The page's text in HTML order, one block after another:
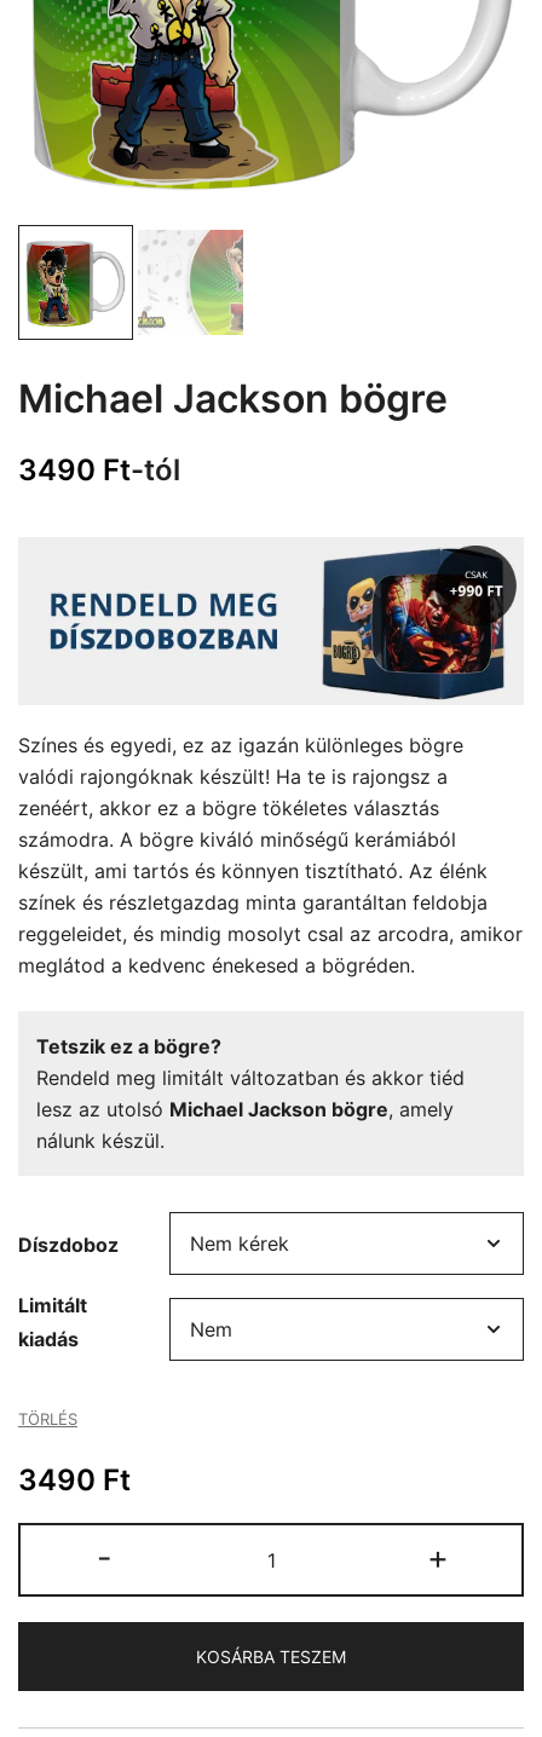
Michael Jackson bögre
3490 Ft-tól
Színes és egyedi, ez az igazán különleges bögre
valódi rajongóknak készült! Ha te is rajongsz a
zenéért, akkor ez a bögre tökéletes választás
számodra. A bögre kiváló minőségű kerámiából
készült, ami tartós és könnyen tisztítható. Az élénk
színek és részletgazdag minta garantáltan feldobja
reggeleidet, és mindig mosolyt csal az arcodra, amikor
meglátod a kedvenc énekesed a bögréden.
Tetszik ez a bögre?
Rendeld meg limitált változatban és akkor tiéd
lesz az utolsó Michael Jackson bögre, amely
nálunk készül.
Díszdoboz
Limitált
kiadás
TÖRLÉS
3490 Ft
-
Jackson
bögre
+
KOSÁRBA TESZEM